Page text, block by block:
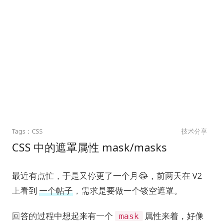
CSS 技术分享
CSS 中的遮罩属性 mask/masks
最近有点忙，于是又停更了一个月😂，前两天在 V2
上看到 一个帖子，需求是要做一个镂空遮罩。
回答的过程中想起来有一个 mask
属性来着，好像